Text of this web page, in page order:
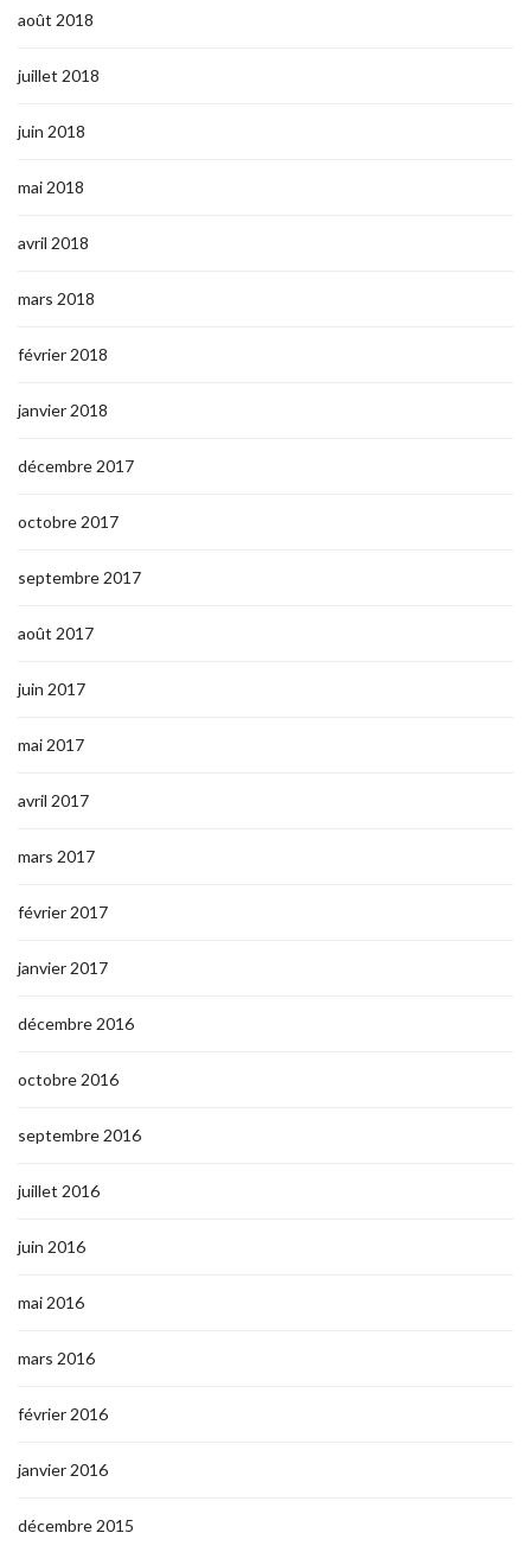
août 2018
juillet 2018
juin 2018
mai 2018
avril 2018
mars 2018
février 2018
janvier 2018
décembre 2017
octobre 2017
septembre 2017
août 2017
juin 2017
mai 2017
avril 2017
mars 2017
février 2017
janvier 2017
décembre 2016
octobre 2016
septembre 2016
juillet 2016
juin 2016
mai 2016
mars 2016
février 2016
janvier 2016
décembre 2015